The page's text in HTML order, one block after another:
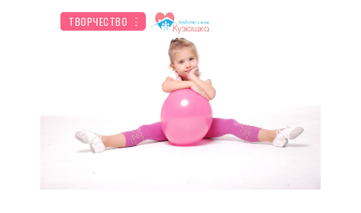
СЕМЬЯ
ДЕТЯМ
НОВОСТИ МИРА
ШКОЛЬНИК
ПЛАНИРОВАНИЕ
РЕБЕНОК
ЖИЛЬЕ
ТВОРЧЕСТВО